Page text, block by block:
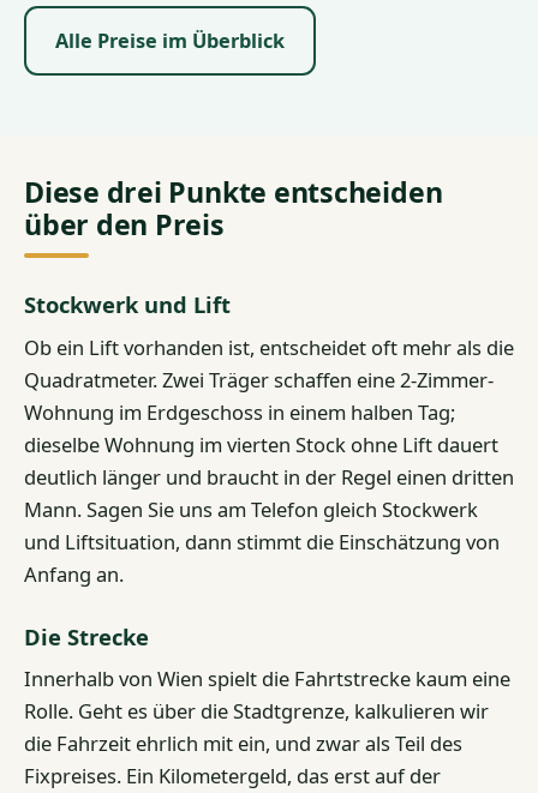
Alle Preise im Überblick
Diese drei Punkte entscheiden
über den Preis
Stockwerk und Lift
Ob ein Lift vorhanden ist, entscheidet oft mehr als die
Quadratmeter. Zwei Träger schaffen eine 2-Zimmer-
Wohnung im Erdgeschoss in einem halben Tag;
dieselbe Wohnung im vierten Stock ohne Lift dauert
deutlich länger und braucht in der Regel einen dritten
Mann. Sagen Sie uns am Telefon gleich Stockwerk
und Liftsituation, dann stimmt die Einschätzung von
Anfang an.
Die Strecke
Innerhalb von Wien spielt die Fahrtstrecke kaum eine
Rolle. Geht es über die Stadtgrenze, kalkulieren wir
die Fahrzeit ehrlich mit ein, und zwar als Teil des
Fixpreises. Ein Kilometergeld, das erst auf der